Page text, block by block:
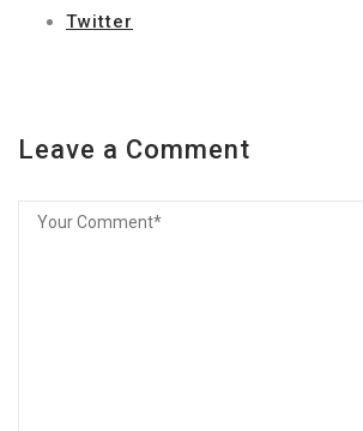
Twitter
Leave a Comment